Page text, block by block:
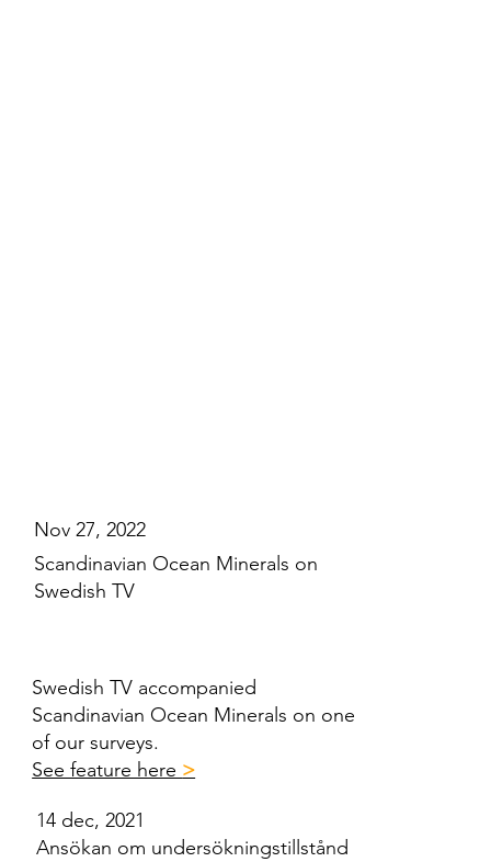
14 dec, 2021
Ansökan om undersökningstillstånd
Nov 27, 2022
Swedish TV accompanied
Scandinavian Ocean Minerals on one
of our surveys.
See feature here >
Scandinavian Ocean Minerals on
Swedish TV